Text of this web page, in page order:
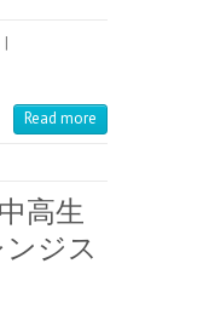
|
Read more
高生
ジス